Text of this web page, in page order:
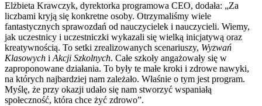
Elżbieta Krawczyk, dyrektorka programowa CEO, dodała: „Za
liczbami kryją się konkretne osoby. Otrzymaliśmy wiele
fantastycznych sprawozdań od nauczycielek i nauczycieli. Wiemy,
jak uczestnicy i uczestniczki wykazali się wielką inicjatywą oraz
kreatywnością. To setki zrealizowanych scenariuszy, Wyzwań
Klasowych i Akcji Szkolnych. Całe szkoły angażowały się w
zaproponowane działania. To były te małe kroki i zdrowe nawyki,
na których najbardziej nam zależało. Właśnie o tym jest program.
Myślę, że przy okazji udało się nam stworzyć wspaniałą
społeczność, która chce żyć zdrowo”.